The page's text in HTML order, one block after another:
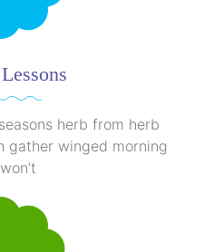
herb from herb
gather winged morning